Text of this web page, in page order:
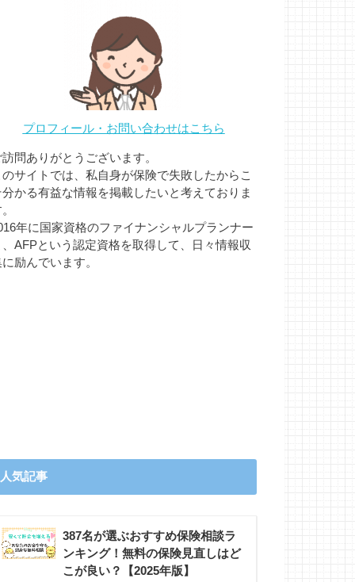
プロフィール・お問い合わせはこちら
訪問ありがとうございます。
のサイトでは、私自身が保険で失敗したからこ
分かる有益な情報を掲載したいと考えておりま
年に国家資格のファイナンシャルプランナー
、AFPという認定資格を取得して、日々情報収
励んでいます。
人気記事
387名が選ぶおすすめ保険相談ラ
ンキング！無料の保険見直しはど
こが良い？【2025年版】